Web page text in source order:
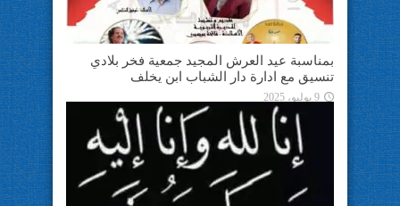
بمناسبة عيد العرش المجيد جمعية فخر بلادي
تنسيق مع ادارة دار الشباب ابن يخلف
9 يوليو، 2025